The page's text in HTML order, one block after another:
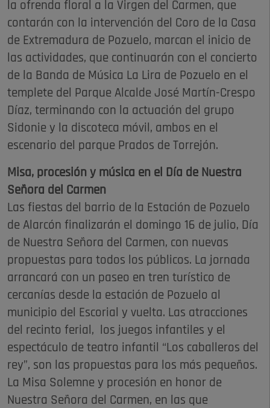
la ofrenda floral a la Virgen del Carmen, que
contarán con la intervención del Coro de la Casa
de Extremadura de Pozuelo, marcan el inicio de
las actividades, que continuarán con el concierto
de la Banda de Música La Lira de Pozuelo en el
templete del Parque Alcalde José Martín-Crespo
Díaz, terminando con la actuación del grupo
Sidonie y la discoteca móvil, ambos en el
escenario del parque Prados de Torrejón.
Misa, procesión y música en el Día de Nuestra
Señora del Carmen
Las fiestas del barrio de la Estación de Pozuelo
de Alarcón finalizarán el domingo 16 de julio, Día
de Nuestra Señora del Carmen, con nuevas
propuestas para todos los públicos. La jornada
arrancará con un paseo en tren turístico de
cercanías desde la estación de Pozuelo al
municipio del Escorial y vuelta. Las atracciones
del recinto ferial, los juegos infantiles y el
espectáculo de teatro infantil “Los caballeros del
rey”, son las propuestas para los más pequeños.
La Misa Solemne y procesión en honor de
Nuestra Señora del Carmen, en las que